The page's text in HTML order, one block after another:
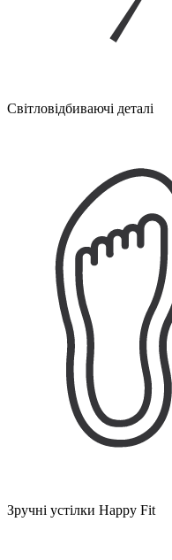
Світловідбиваючі деталі
Зручні устілки Happy Fit